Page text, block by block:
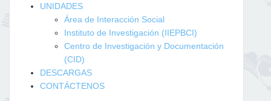
UNIDADES
Área de Interacción Social
Instituto de Investigación (IIEPBCI)
Centro de Investigación y Documentación
(CID)
DESCARGAS
CONTÁCTENOS